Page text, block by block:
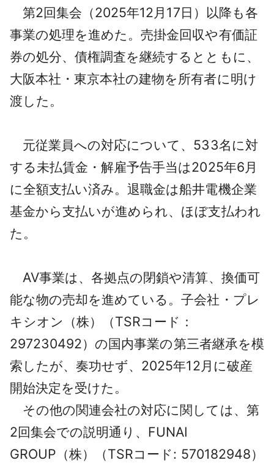
第2回集会（2025年12月17日）以降も各
事業の処理を進めた。売掛金回収や有価証
券の処分、債権調査を継続するとともに、
大阪本社・東京本社の建物を所有者に明け
渡した。
元従業員への対応について、533名に対
する未払賃金・解雇予告手当は2025年6月
に全額支払い済み。退職金は船井電機企業
基金から支払いが進められ、ほぼ支払われ
た。
AV事業は、各拠点の閉鎖や清算、換価可
能な物の売却を進めている。子会社・プレ
キシオン（株）（TSRコード：
297230492）の国内事業の第三者継承を模
索したが、奏功せず、2025年12月に破産
開始決定を受けた。
その他の関連会社の対応に関しては、第
2回集会での説明通り、FUNAI
GROUP（株）（TSRコード: 570182948）